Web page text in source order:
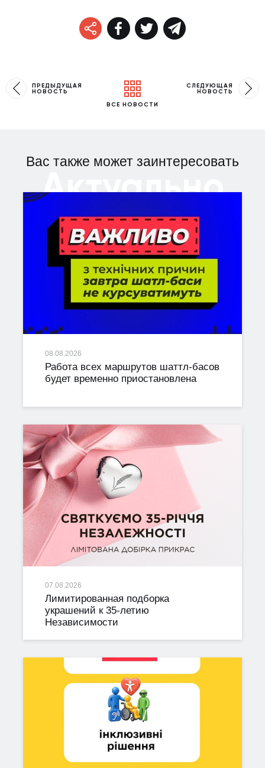
ПРЕДЫДУЩАЯ
НОВОСТЬ
ВСЕ НОВОСТИ
СЛЕДУЮЩАЯ
НОВОСТЬ
Вас также может заинтересовать
Актуально
08.08.2026
Работа всех маршрутов шаттл-басов
будет временно приостановлена
07.08.2026
Лимитированная подборка
украшений к 35-летию
Независимости